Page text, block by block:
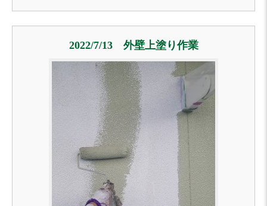
2022/7/13 外壁上塗り作業